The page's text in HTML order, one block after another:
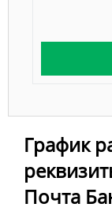
График
Почта